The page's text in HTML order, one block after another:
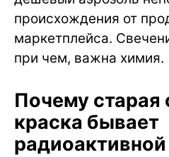
происхождения от
маркетплейса.
при чем, важна химия.
Почему старая
краска бывает
радиоактивной